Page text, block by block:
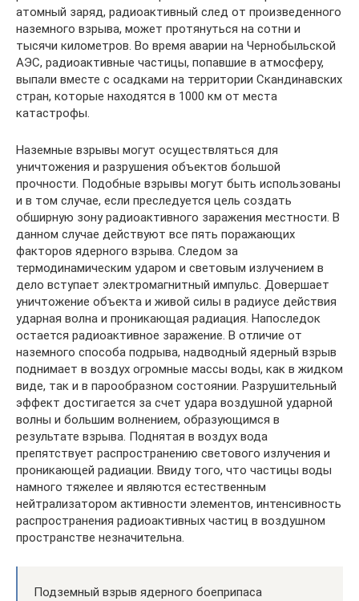
атомный заряд, радиоактивный след от произведенного
наземного взрыва, может протянуться на сотни и
тысячи километров. Во время аварии на Чернобыльской
АЭС, радиоактивные частицы, попавшие в атмосферу,
выпали вместе с осадками на территории Скандинавских
стран, которые находятся в 1000 км от места
катастрофы.
Наземные взрывы могут осуществляться для
уничтожения и разрушения объектов большой
прочности. Подобные взрывы могут быть использованы
и в том случае, если преследуется цель создать
обширную зону радиоактивного заражения местности. В
данном случае действуют все пять поражающих
факторов ядерного взрыва. Следом за
термодинамическим ударом и световым излучением в
дело вступает электромагнитный импульс. Довершает
уничтожение объекта и живой силы в радиусе действия
ударная волна и проникающая радиация. Напоследок
остается радиоактивное заражение. В отличие от
наземного способа подрыва, надводный ядерный взрыв
поднимает в воздух огромные массы воды, как в жидком
виде, так и в парообразном состоянии. Разрушительный
эффект достигается за счет удара воздушной ударной
волны и большим волнением, образующимся в
результате взрыва. Поднятая в воздух вода
препятствует распространению светового излучения и
проникающей радиации. Ввиду того, что частицы воды
намного тяжелее и являются естественным
нейтрализатором активности элементов, интенсивность
распространения радиоактивных частиц в воздушном
пространстве незначительна.
Подземный взрыв ядерного боеприпаса